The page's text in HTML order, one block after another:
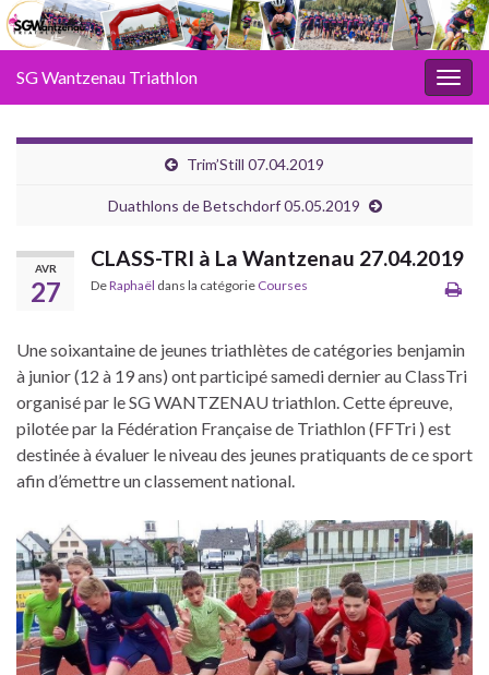
SG Wantzenau Triathlon
Trim’Still 07.04.2019
Duathlons de Betschdorf 05.05.2019
AVR
27
CLASS-TRI à La Wantzenau 27.04.2019
DeRaphaël dans la catégorie Courses
Une soixantaine de jeunes triathlètes de catégories benjamin
à junior (12 à 19 ans) ont participé samedi dernier au ClassTri
organisé par le SG WANTZENAU triathlon. Cette épreuve,
pilotée par la Fédération Française de Triathlon (FFTri ) est
destinée à évaluer le niveau des jeunes pratiquants de ce sport
afin d’émettre un classement national.